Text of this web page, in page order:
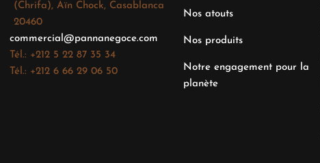
(Chrifa), Aïn Chock, Casablanca
20460
commercial@pannanegoce.com
Tél.: +212 5 22 87 35 34
Tél.: +212 6 66 29 06 50
Nos atouts
Nos produits
Notre engagement pour la
planète